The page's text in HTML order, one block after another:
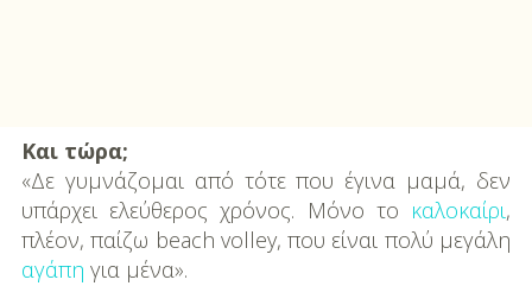
Και τώρα;
«Δε γυμνάζομαι από τότε που έγινα μαμά, δεν
υπάρχει ελεύθερος χρόνος. Μόνο το καλοκαίρι,
πλέον, παίζω beach volley, που είναι πολύ μεγάλη
αγάπη για μένα».